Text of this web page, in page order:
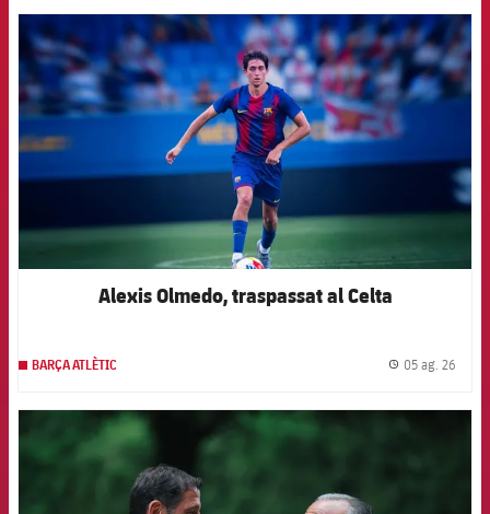
FCB Barcelona badge
Alexis Olmedo, traspassat al Celta
BARÇA ATLÈTIC 05 ag. 26
FCB Barcelona badge